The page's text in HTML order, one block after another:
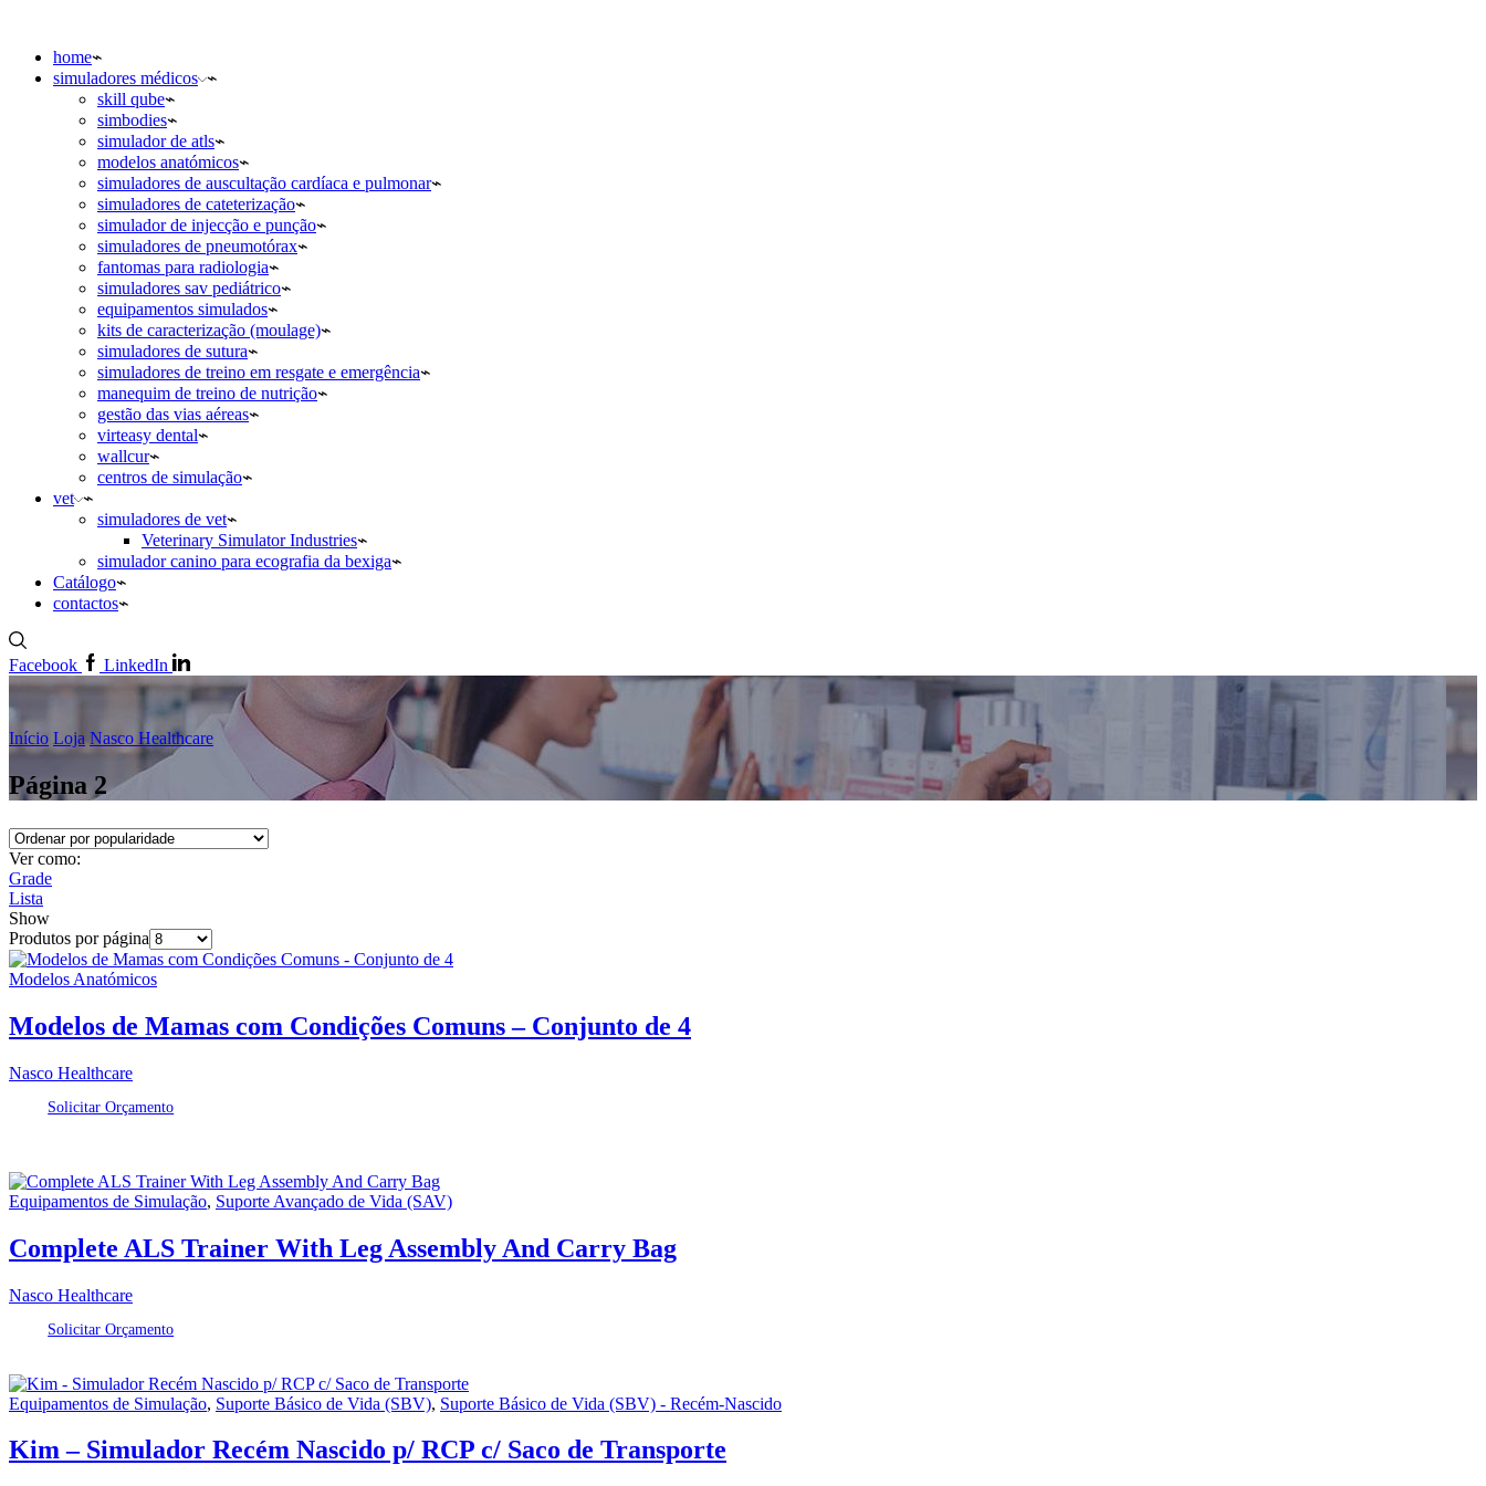
home
simuladores médicos
skill qube
simbodies
simulador de atls
modelos anatómicos
simuladores de auscultação cardíaca e pulmonar
simuladores de cateterização
simulador de injecção e punção
simuladores de pneumotórax
fantomas para radiologia
simuladores sav pediátrico
equipamentos simulados
kits de caracterização (moulage)
simuladores de sutura
simuladores de treino em resgate e emergência
manequim de treino de nutrição
gestão das vias aéreas
virteasy dental
wallcur
centros de simulação
vet
simuladores de vet
Veterinary Simulator Industries
simulador canino para ecografia da bexiga
Catálogo
contactos
Facebook LinkedIn
Início Loja Nasco Healthcare
Página 2
Ver como:
Grade
Lista
Show
Produtos por página
Modelos Anatómicos
Modelos de Mamas com Condições Comuns – Conjunto de 4
Nasco Healthcare
Solicitar Orçamento
Equipamentos de Simulação, Suporte Avançado de Vida (SAV)
Complete ALS Trainer With Leg Assembly And Carry Bag
Nasco Healthcare
Solicitar Orçamento
Equipamentos de Simulação, Suporte Básico de Vida (SBV), Suporte Básico de Vida (SBV) - Recém-Nascido
Kim – Simulador Recém Nascido p/ RCP c/ Saco de Transporte